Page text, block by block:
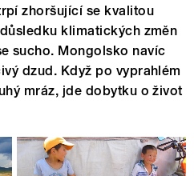
zhoršující se kvalitou
klimatických změn
sucho. Mongolsko navíc
dzud. Když po vyprahlém
mráz, jde dobytku o život